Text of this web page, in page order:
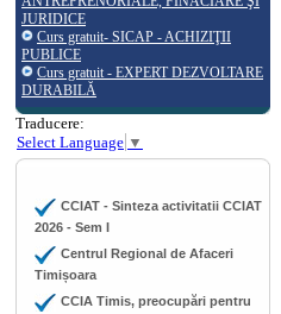
JURIDICE
Curs gratuit- SICAP - ACHIZIŢII
PUBLICE
Curs gratuit - EXPERT DEZVOLTARE
DURABILĂ
Traducere:
Select Language ▼
CCIAT - Sinteza activitatii CCIAT
2026 - Sem I
Centrul Regional de Afaceri
Timișoara
CCIA Timis, preocupări pentru